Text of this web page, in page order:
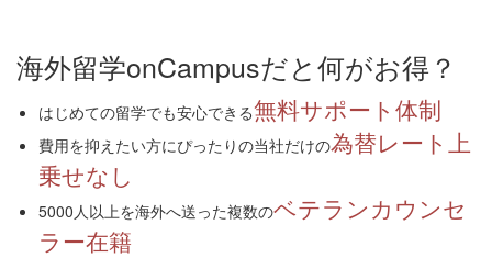
海外留学onCampusだと何がお得？
はじめての留学でも安心できる無料サポート体制
費用を抑えたい方にぴったりの当社だけの為替レート上
乗せなし
5000人以上を海外へ送った複数のベテランカウンセ
ラー在籍